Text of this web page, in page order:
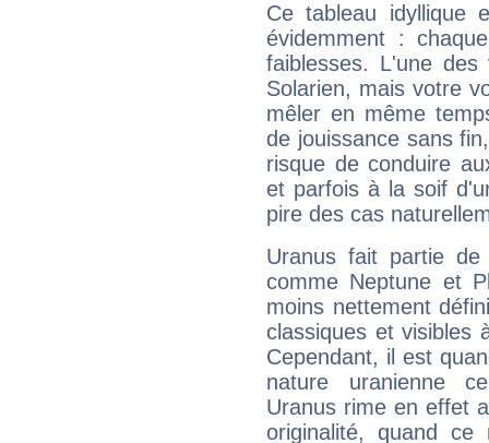
Ce tableau idyllique
évidemment :
faiblesses. L'une
Solarien, mais votre
mêler en même
de jouissance sans
risque de conduire
et parfois à la soif
pire des cas
Uranus fait partie
comme Neptune et
moins nettement
classiques et visibles
Cependant, il est
nature uranienne
Uranus rime en effet
originalité, quand ce